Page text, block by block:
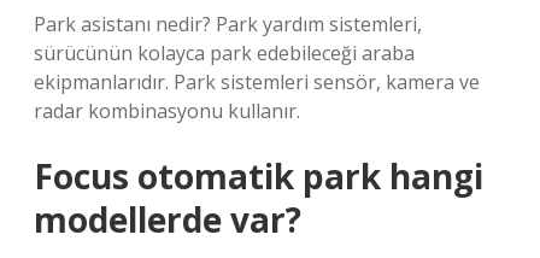
Park asistanı nedir? Park yardım sistemleri,
sürücünün kolayca park edebileceği araba
ekipmanlarıdır. Park sistemleri sensör, kamera ve
radar kombinasyonu kullanır.
Focus otomatik park hangi
modellerde var?